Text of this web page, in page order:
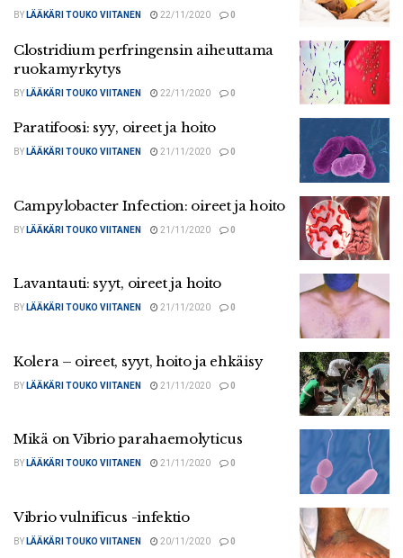
BY LÄÄKÄRI TOUKO VIITANEN 22/11/2020 0
Clostridium perfringensin aiheuttama
ruokamyrkytys
BY LÄÄKÄRI TOUKO VIITANEN 22/11/2020 0
Paratifoosi: syy, oireet ja hoito
BY LÄÄKÄRI TOUKO VIITANEN 21/11/2020 0
Campylobacter Infection: oireet ja hoito
BY LÄÄKÄRI TOUKO VIITANEN 21/11/2020 0
Lavantauti: syyt, oireet ja hoito
BY LÄÄKÄRI TOUKO VIITANEN 21/11/2020 0
Kolera – oireet, syyt, hoito ja ehkäisy
BY LÄÄKÄRI TOUKO VIITANEN 21/11/2020 0
Mikä on Vibrio parahaemolyticus
BY LÄÄKÄRI TOUKO VIITANEN 21/11/2020 0
Vibrio vulnificus -infektio
BY LÄÄKÄRI TOUKO VIITANEN 20/11/2020 0